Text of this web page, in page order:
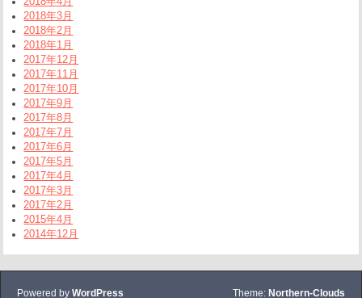
2018年3月
2018年2月
2018年1月
2017年12月
2017年11月
2017年10月
2017年9月
2017年8月
2017年7月
2017年6月
2017年5月
2017年4月
2017年3月
2017年2月
2015年4月
2014年12月
Theme: Northern-Clouds
Powered by WordPress